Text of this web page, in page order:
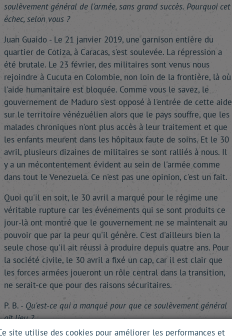
soulèvement général de l'armée, sans grand succès. Pourquoi cet
échec, selon vous ?
Juan Guaido - Le 21 janvier 2019, une garnison entière du
quartier de Cotiza, à Caracas, s'est soulevée. La répression a
été brutale. Le 23 février, des militaires sont venus nous
rejoindre à Cucuta en Colombie, non loin de la frontière, là où
l'aide humanitaire est bloquée. Comme vous le savez, le
gouvernement de Maduro s'est opposé à l'entrée de cette aide
sur le territoire vénézuélien alors que le pays souffre, que les
malades chroniques n'ont plus accès à leur traitement et que
les enfants meurent dans les hôpitaux faute de soins. Et le 30
avril, plusieurs dizaines de militaires se sont ralliés à nous. Il
y a un mécontentement évident au sein de l'armée comme
dans tout le Venezuela. Ce n'est pas une opinion, c'est un fait.
Quoi qu'il en soit, le 30 avril a marqué pour le régime une
véritable rupture car les événements qui se sont produits ce
jour-là ont montré que le gouvernement ne se maintenait au
pouvoir que par la peur qu'il génère. C'est d'ailleurs bien la
seule chose qu'il ait réussi à produire depuis quatre ans. Pour
la société civile, le 30 avril a fixé un cap, car il est clair que
les forces armées joueront un rôle central dans la transition,
ne serait-ce que pour des raisons sécuritaires.
P. B. - Qu'est-ce qui a manqué pour que ce soulèvement général
ait lieu ?
site utilise des cookies pour améliorer les performances et